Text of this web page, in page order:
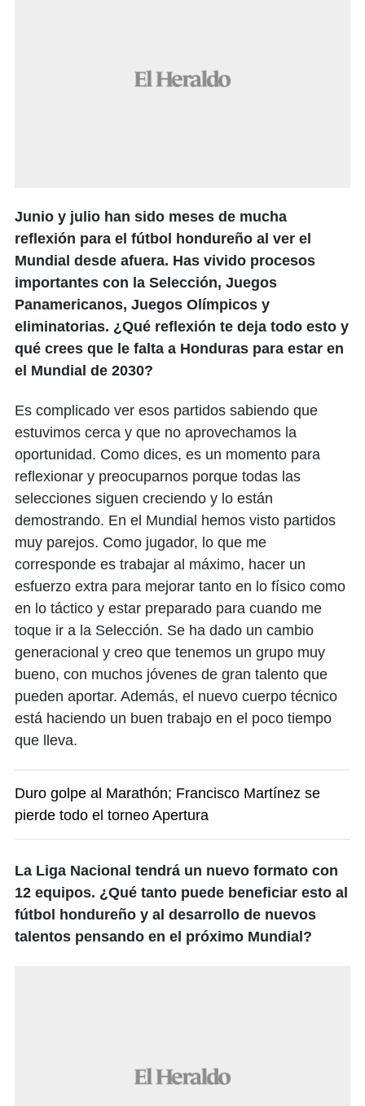
Junio y julio han sido meses de mucha
reflexión para el fútbol hondureño al ver el
Mundial desde afuera. Has vivido procesos
importantes con la Selección, Juegos
Panamericanos, Juegos Olímpicos y
eliminatorias. ¿Qué reflexión te deja todo esto y
qué crees que le falta a Honduras para estar en
el Mundial de 2030?
Es complicado ver esos partidos sabiendo que
estuvimos cerca y que no aprovechamos la
oportunidad. Como dices, es un momento para
reflexionar y preocuparnos porque todas las
selecciones siguen creciendo y lo están
demostrando. En el Mundial hemos visto partidos
muy parejos. Como jugador, lo que me
corresponde es trabajar al máximo, hacer un
esfuerzo extra para mejorar tanto en lo físico como
en lo táctico y estar preparado para cuando me
toque ir a la Selección. Se ha dado un cambio
generacional y creo que tenemos un grupo muy
bueno, con muchos jóvenes de gran talento que
pueden aportar. Además, el nuevo cuerpo técnico
está haciendo un buen trabajo en el poco tiempo
que lleva.
Duro golpe al Marathón; Francisco Martínez se
pierde todo el torneo Apertura
La Liga Nacional tendrá un nuevo formato con
12 equipos. ¿Qué tanto puede beneficiar esto al
fútbol hondureño y al desarrollo de nuevos
talentos pensando en el próximo Mundial?